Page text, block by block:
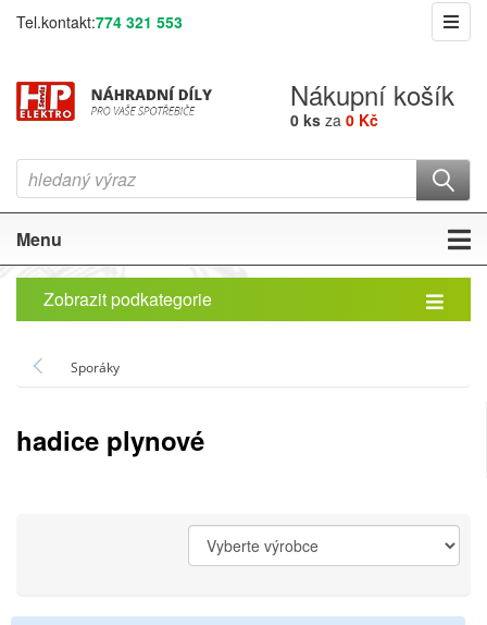
Tel.kontakt:774 321 553
Nákupní košík
0 ks za 0 Kč
Menu
Zobrazit podkategorie
Sporáky
hadice plynové